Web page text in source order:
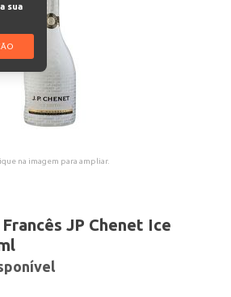
sua
na imagem para ampliar.
JP Chenet Ice